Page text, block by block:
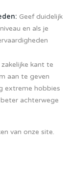
Geef duidelijk
en als je
kant te
aan te geven
extreme hobbies
achterwege
van onze site.